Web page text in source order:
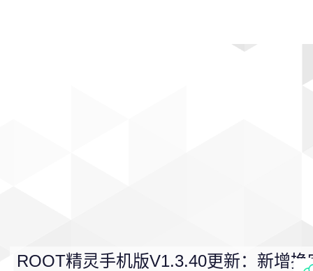
ROOT精灵手机版V1.3.40更新：新增换